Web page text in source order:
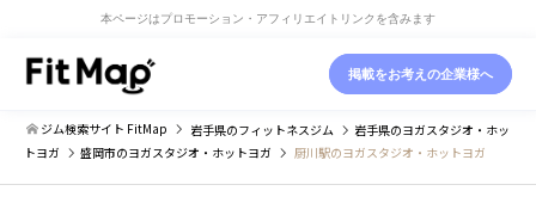
本ページはプロモーション・アフィリエイトリンクを含みます
掲載をお考えの企業様へ
ジム検索サイト FitMap 岩手県のフィットネスジム 岩手県のヨガスタジオ・ホッ
トヨガ
盛岡市のヨガスタジオ・ホットヨガ 厨川駅のヨガスタジオ・ホットヨガ